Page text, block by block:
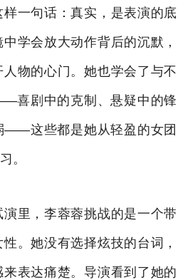
一句话：真实，是表演的底
学会放大动作背后的沉默，
物的心门。她也学会了与不
喜剧中的克制、悬疑中的锋
——这些都是她从轻盈的女团
。
里，李蓉蓉挑战的是一个带
。她没有选择炫技的台词，
表达痛楚。导演看到了她的